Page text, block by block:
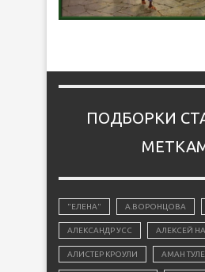
ПОДБОРКИ
"ЕЛЕНА" А.ВОРОНЦОВА
АЛЕКСАНДР УСС АЛЕКСЕЙ
АЛИСТЕР КРОУЛИ АМАН